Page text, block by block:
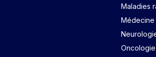
Maladies
Oncologie